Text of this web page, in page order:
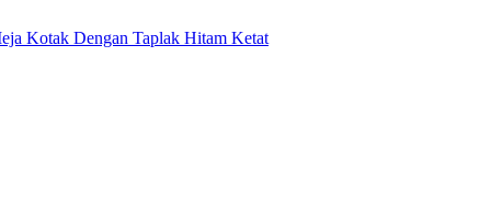
Kotak Dengan Taplak Hitam Ketat